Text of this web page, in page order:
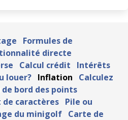
Formules de
directe
Calcul crédit
Intérêts
louer? Inflation
Calculez
bord des points
caractères Pile ou
du minigolf Carte de